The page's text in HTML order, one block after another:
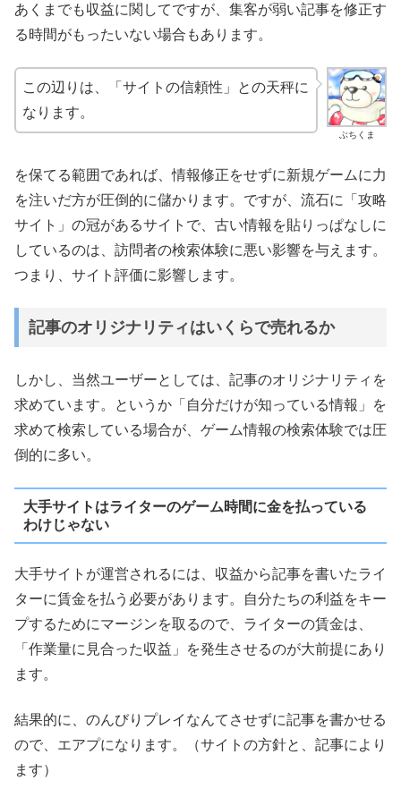
あくまでも収益に関してですが、集客が弱い記事を修正す
る時間がもったいない場合もあります。
ぶちくま
この辺りは、「サイトの信頼性」との天秤に
なります。
を保てる範囲であれば、情報修正をせずに新規ゲームに力
を注いだ方が圧倒的に儲かります。ですが、流石に「攻略
サイト」の冠があるサイトで、古い情報を貼りっぱなしに
しているのは、訪問者の検索体験に悪い影響を与えます。
つまり、サイト評価に影響します。
記事のオリジナリティはいくらで売れるか
しかし、当然ユーザーとしては、記事のオリジナリティを
求めています。というか「自分だけが知っている情報」を
求めて検索している場合が、ゲーム情報の検索体験では圧
倒的に多い。
大手サイトはライターのゲーム時間に金を払っている
わけじゃない
大手サイトが運営されるには、収益から記事を書いたライ
ターに賃金を払う必要があります。自分たちの利益をキー
プするためにマージンを取るので、ライターの賃金は、
「作業量に見合った収益」を発生させるのが大前提にあり
ます。
結果的に、のんびりプレイなんてさせずに記事を書かせる
ので、エアプになります。（サイトの方針と、記事により
ます）